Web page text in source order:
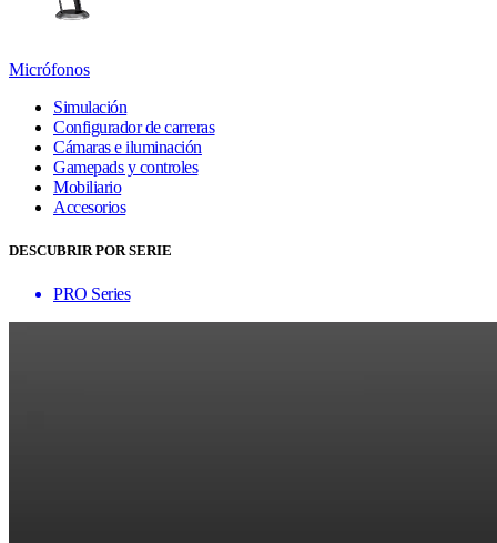
Micrófonos
Simulación
Configurador de carreras
Cámaras e iluminación
Gamepads y controles
Mobiliario
Accesorios
DESCUBRIR POR SERIE
PRO Series